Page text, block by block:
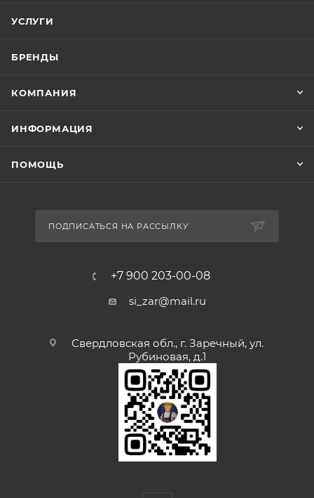
УСЛУГИ
БРЕНДЫ
КОМПАНИЯ
ИНФОРМАЦИЯ
ПОМОЩЬ
ПОДПИСАТЬСЯ НА РАССЫЛКУ
+7 900 203-00-08
si_zar@mail.ru
Свердловская обл., г. Заречный, ул.
Рубиновая, д.1